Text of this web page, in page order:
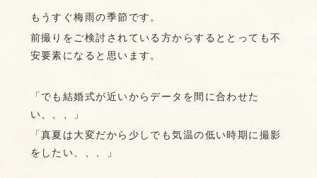
もうすぐ梅雨の季節です。
前撮りをご検討されている方からするととっても不
安要素になると思います。
「でも結婚式が近いからデータを間に合わせた
い、、、」
「真夏は大変だから少しでも気温の低い時期に撮影
をしたい、、、」